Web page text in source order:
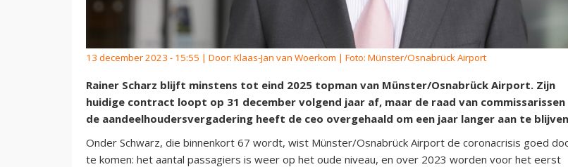
13 december 2023 - 15:55 | Door: Klaas-Jan van Woerkom | Foto: Münster/Osnabrück Airport
Rainer Scharz blijft minstens tot eind 2025 topman van Münster/Osnabrück Airport. Zijn
huidige contract loopt op 31 december volgend jaar af, maar de raad van commissarissen
de aandeelhoudersvergadering heeft de ceo overgehaald om een jaar langer aan te
Onder Schwarz, die binnenkort 67 wordt, wist Münster/Osnabrück Airport de coronacrisis goed
te komen: het aantal passagiers is weer op het oude niveau, en over 2023 worden voor het eerst